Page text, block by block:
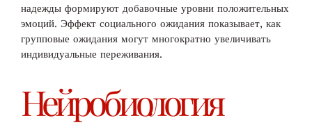
надежды формируют добавочные уровни положительных
эмоций. Эффект социального ожидания показывает, как
групповые ожидания могут многократно увеличивать
индивидуальные переживания.
Нейробиология